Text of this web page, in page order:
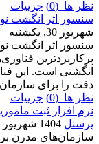
نظر ها (0)
جزییات
سنسور اثر انگشت
شهریور 30, یکشنبه
سنسور اثر انگشت
پرکاربردترین
انگشتی است. این
دقت را برای
نظر ها (0)
جزییات
نرم افزار ثبت
پرسنل 1404 شهریور 29, شنبه
سازمان‌های مدرن